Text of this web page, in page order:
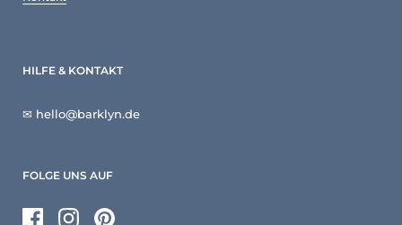
HILFE & KONTAKT
✉ hello@barklyn.de
FOLGE UNS AUF